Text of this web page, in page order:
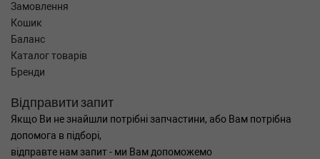
Замовлення
Кошик
Баланс
Каталог товарів
Бренди
Відправити запит
Якщо Ви не знайшли потрібні запчастини, або Вам потрібна
допомога в підборі,
відправте нам запит - ми Вам допоможемо